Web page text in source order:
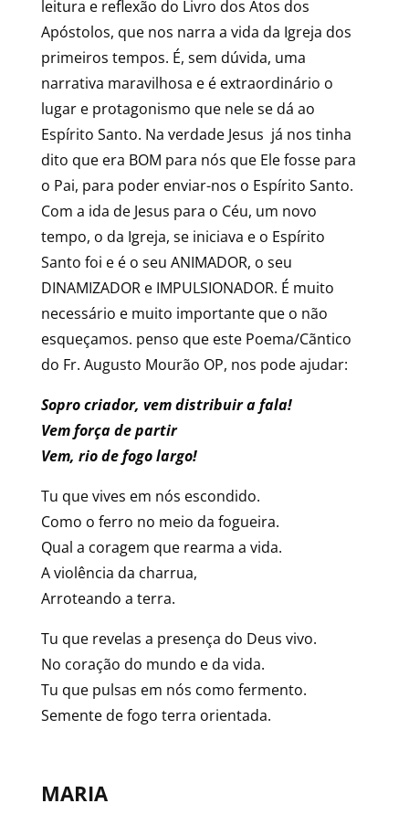
leitura e reflexão do Livro dos Atos dos
Apóstolos, que nos narra a vida da Igreja dos
primeiros tempos. É, sem dúvida, uma
narrativa maravilhosa e é extraordinário o
lugar e protagonismo que nele se dá ao
Espírito Santo. Na verdade Jesus já nos tinha
dito que era BOM para nós que Ele fosse para
o Pai, para poder enviar-nos o Espírito Santo.
Com a ida de Jesus para o Céu, um novo
tempo, o da Igreja, se iniciava e o Espírito
Santo foi e é o seu ANIMADOR, o seu
DINAMIZADOR e IMPULSIONADOR. É muito
necessário e muito importante que o não
esqueçamos. penso que este Poema/Cãntico
do Fr. Augusto Mourão OP, nos pode ajudar:
Sopro criador, vem distribuir a fala!
Vem força de partir
Vem, rio de fogo largo!
Tu que vives em nós escondido.
Como o ferro no meio da fogueira.
Qual a coragem que rearma a vida.
A violência da charrua,
Arroteando a terra.
Tu que revelas a presença do Deus vivo.
No coração do mundo e da vida.
Tu que pulsas em nós como fermento.
Semente de fogo terra orientada.
MARIA